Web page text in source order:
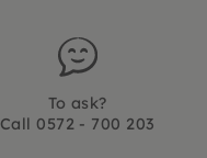
To ask?
Call 0572 - 700 203